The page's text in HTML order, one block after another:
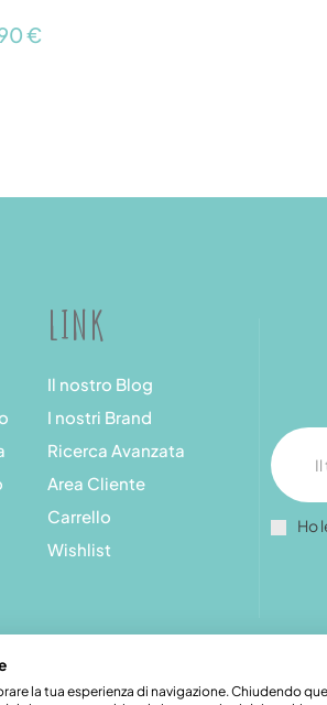
€
LINK
Il nostro Blog
I nostri Brand
Ricerca Avanzata
Area Cliente
Carrello
Wishlist
Ho
| Rea CN - 265823 | P.I. 09492550018
la tua esperienza di navigazione. Chiudendo